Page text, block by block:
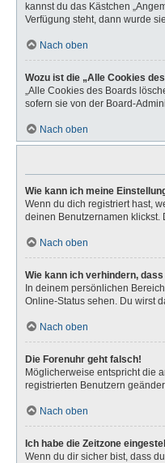
kannst du das Kästchen
Verfügung steht, dann wurde
Nach oben
Wozu ist die „Alle Cookies
„Alle Cookies des Boards
sofern sie von der Board-
Nach oben
Wie kann ich meine
Wenn du dich registriert hast,
deinen Benutzernamen klickst.
Nach oben
Wie kann ich verhindern,
In deinem persönlichen
Online-Status sehen. Du wirst
Nach oben
Die Forenuhr geht falsch!
Möglicherweise entspricht die
registrierten Benutzern
Nach oben
Ich habe die Zeitzone
Wenn du dir sicher bist, dass